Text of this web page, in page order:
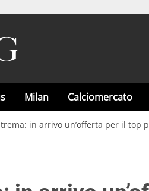
Milan Calciomercato
trema: in arrivo un’offerta per il top